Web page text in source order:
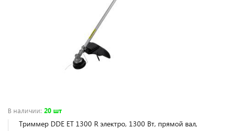
В наличии: 20 шт
Триммер DDE ET 1300 R электро, 1300 Вт, прямой вал,